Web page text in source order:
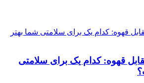
قهوه: کدام یک برای سلامتی